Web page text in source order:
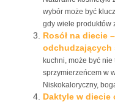
wybór może być
gdy wiele produktów
Rosół na diecie
odchudzających
kuchni, może być
sprzymierzeńcem w
Niskokaloryczny,
Daktyle w diecie